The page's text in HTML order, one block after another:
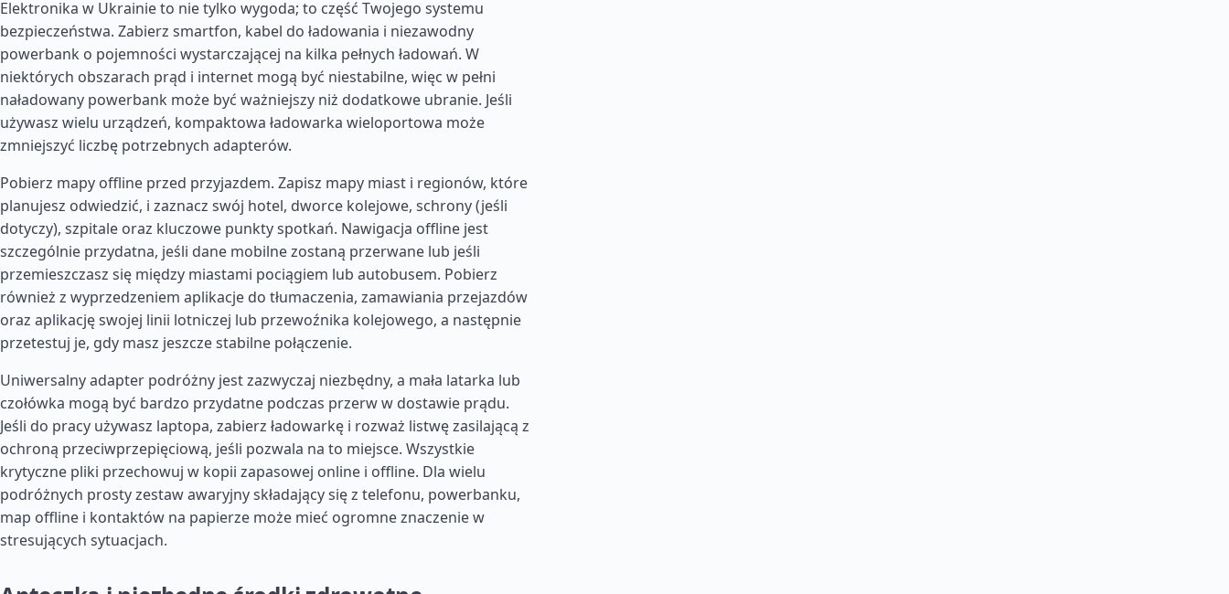
Elektronika w Ukrainie to nie tylko wygoda; to część Twojego systemu
bezpieczeństwa. Zabierz smartfon, kabel do ładowania i niezawodny
powerbank o pojemności wystarczającej na kilka pełnych ładowań. W
niektórych obszarach prąd i internet mogą być niestabilne, więc w pełni
naładowany powerbank może być ważniejszy niż dodatkowe ubranie. Jeśli
używasz wielu urządzeń, kompaktowa ładowarka wieloportowa może
zmniejszyć liczbę potrzebnych adapterów.
Pobierz mapy offline przed przyjazdem. Zapisz mapy miast i regionów, które
planujesz odwiedzić, i zaznacz swój hotel, dworce kolejowe, schrony (jeśli
dotyczy), szpitale oraz kluczowe punkty spotkań. Nawigacja offline jest
szczególnie przydatna, jeśli dane mobilne zostaną przerwane lub jeśli
przemieszczasz się między miastami pociągiem lub autobusem. Pobierz
również z wyprzedzeniem aplikacje do tłumaczenia, zamawiania przejazdów
oraz aplikację swojej linii lotniczej lub przewoźnika kolejowego, a następnie
przetestuj je, gdy masz jeszcze stabilne połączenie.
Uniwersalny adapter podróżny jest zazwyczaj niezbędny, a mała latarka lub
czołówka mogą być bardzo przydatne podczas przerw w dostawie prądu.
Jeśli do pracy używasz laptopa, zabierz ładowarkę i rozważ listwę zasilającą z
ochroną przeciwprzepięciową, jeśli pozwala na to miejsce. Wszystkie
krytyczne pliki przechowuj w kopii zapasowej online i offline. Dla wielu
podróżnych prosty zestaw awaryjny składający się z telefonu, powerbanku,
map offline i kontaktów na papierze może mieć ogromne znaczenie w
stresujących sytuacjach.